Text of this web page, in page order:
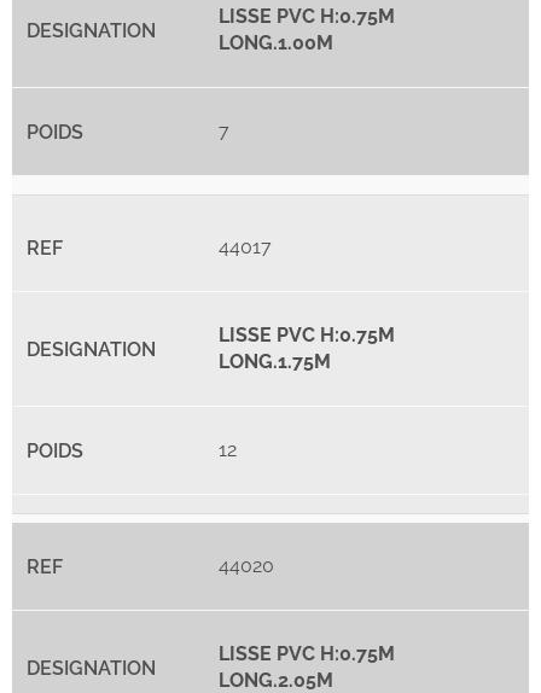
LISSE PVC H:0.75M
LONG.1.00M
7
44017
LISSE PVC H:0.75M
LONG.1.75M
12
44020
LISSE PVC H:0.75M
LONG.2.05M